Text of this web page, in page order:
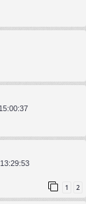
1 2